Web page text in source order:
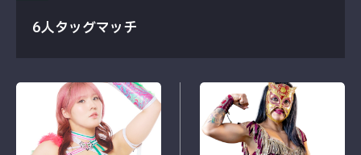
6人タッグマッチ